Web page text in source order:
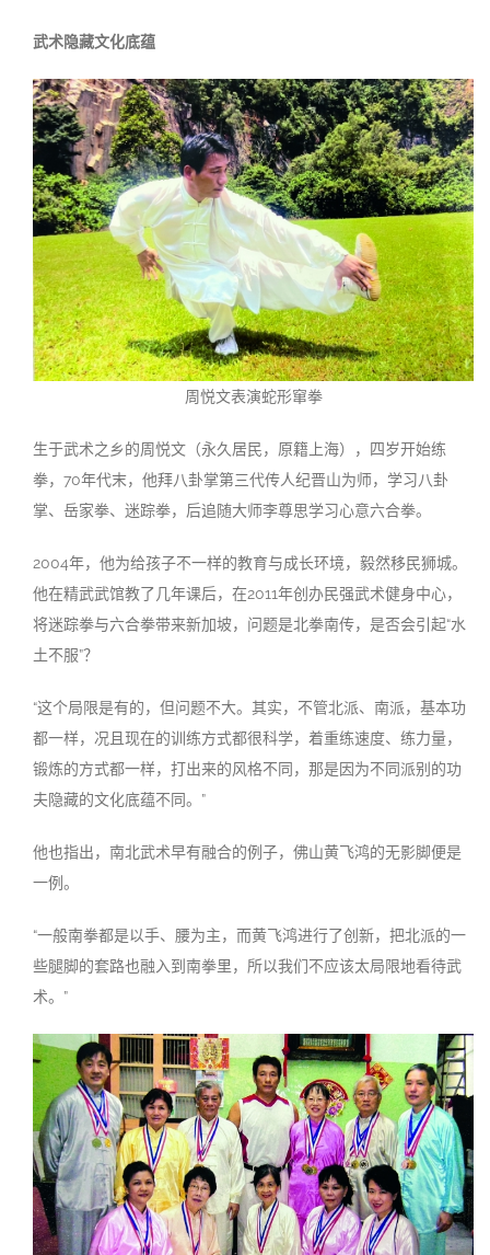
武术隐藏文化底蕴
周悦文表演蛇形窜拳
生于武术之乡的周悦文（永久居民，原籍上海），四岁开始练
拳，70年代末，他拜八卦掌第三代传人纪晋山为师，学习八卦
掌、岳家拳、迷踪拳，后追随大师李尊思学习心意六合拳。
2004年，他为给孩子不一样的教育与成长环境，毅然移民狮城。
他在精武武馆教了几年课后，在2011年创办民强武术健身中心，
将迷踪拳与六合拳带来新加坡，问题是北拳南传，是否会引起“水
土不服”？
“这个局限是有的，但问题不大。其实，不管北派、南派，基本功
都一样，况且现在的训练方式都很科学，着重练速度、练力量，
锻炼的方式都一样，打出来的风格不同，那是因为不同派别的功
夫隐藏的文化底蕴不同。”
他也指出，南北武术早有融合的例子，佛山黄飞鸿的无影脚便是
一例。
“一般南拳都是以手、腰为主，而黄飞鸿进行了创新，把北派的一
些腿脚的套路也融入到南拳里，所以我们不应该太局限地看待武
术。”